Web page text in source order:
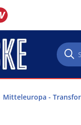
Mitteleuropa -